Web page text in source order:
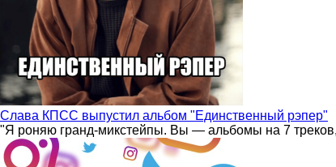
Слава КПСС выпустил альбом "Единственный рэпер"
"Я роняю гранд-микстейпы. Вы — альбомы на 7